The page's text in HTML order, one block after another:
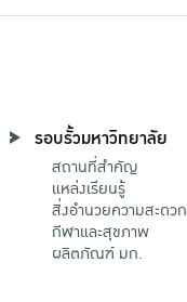
รอบรั้วมหาวิทยาลัย
สถานที่สำคัญ
แหล่งเรียนรู้
สิ่งอำนวยความสะดวก
กีฬาและสุขภาพ
ผลิตภัณฑ์ มก.